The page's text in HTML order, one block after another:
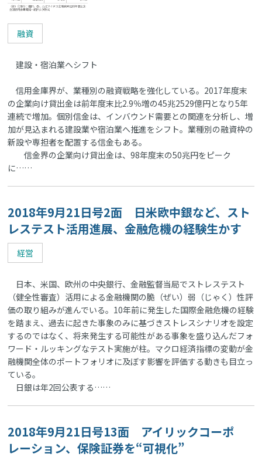
融資
建設・宿泊業へシフト
信用金庫界が、業種別の融資戦略を強化している。2017年度末
の企業向け貸出金は前年度末比2.9％増の45兆2529億円となり5年
連続で増加。個別信金は、インバウンド需要との関連を分析し、増
加が見込まれる建設業や宿泊業へ推進をシフト。業種別の融資枠の
新設や専担者を配置する信金もある。
信金界の企業向け貸出金は、98年度末の50兆円をピーク
に……
2018年9月21日号2面 日米欧中銀など、スト
レステスト活用進展、金融危機の経験生かす
経営
日本、米国、欧州の中央銀行、金融監督当局でストレステスト
（健全性審査）活用による金融機関の脆（ぜい）弱（じゃく）性評
価の取り組みが進んでいる。10年前に発生した国際金融危機の経験
を踏まえ、過去に起きた事象のみに基づきストレスシナリオを設定
するのではなく、将来発生する可能性がある事象を盛り込んだフォ
ワード・ルッキングなテスト実施が柱。マクロ経済指標の変動が金
融機関全体のポートフォリオに及ぼす影響を評価する動きも目立っ
ている。
日銀は年2回公表する……
2018年9月21日号13面 アイリックコーポ
レーション、保険証券を“可視化”